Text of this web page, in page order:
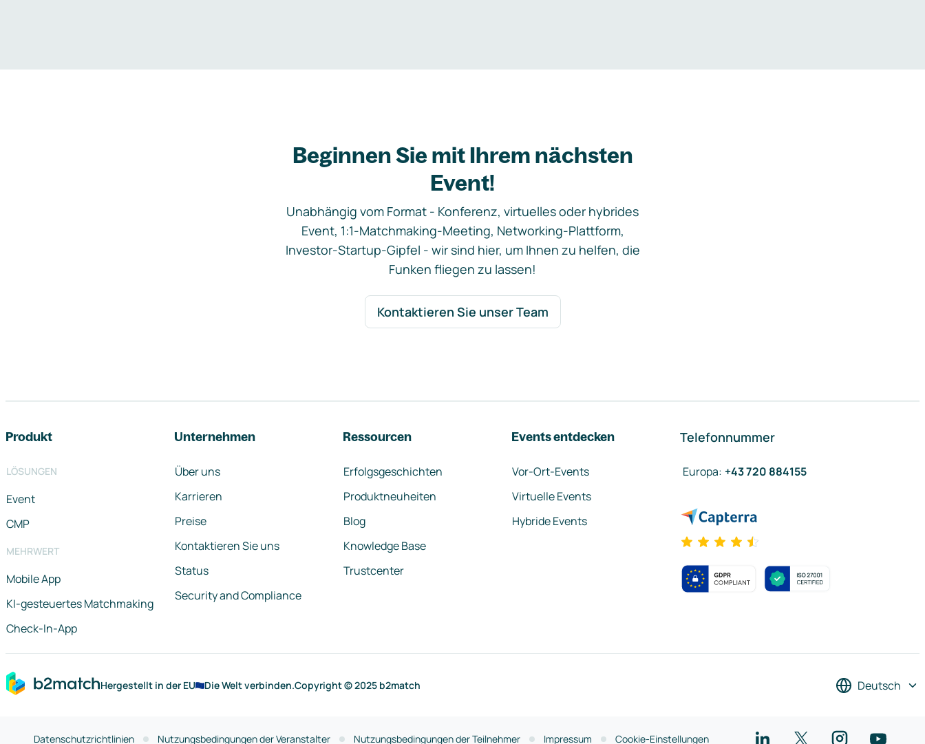
Beginnen Sie mit Ihrem nächsten
Event!
Unabhängig vom Format - Konferenz, virtuelles oder hybrides
Event, 1:1-Matchmaking-Meeting, Networking-Plattform,
Investor-Startup-Gipfel - wir sind hier, um Ihnen zu helfen, die
Funken fliegen zu lassen!
Kontaktieren Sie unser Team
Produkt
LÖSUNGEN
Event
CMP
MEHRWERT
Mobile App
KI-gesteuertes Matchmaking
Check-In-App
Unternehmen
Über uns
Karrieren
Preise
Kontaktieren Sie uns
Status
Security and Compliance
Ressourcen
Erfolgsgeschichten
Produktneuheiten
Blog
Knowledge Base
Trustcenter
Events entdecken
Vor-Ort-Events
Virtuelle Events
Hybride Events
Telefonnummer
Europa: +43 720 884155
Hergestellt in der EU Die Welt verbinden.Copyright © 2025 b2match Deutsch
Datenschutzrichtlinien Nutzungsbedingungen der Veranstalter Nutzungsbedingungen der Teilnehmer Impressum Cookie-Einstellungen